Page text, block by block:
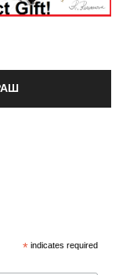
* indicates required